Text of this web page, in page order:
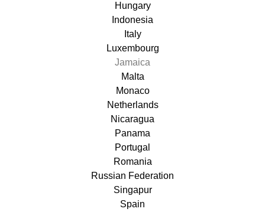
Hungary
Indonesia
Italy
Luxembourg
Jamaica
Malta
Monaco
Netherlands
Nicaragua
Panama
Portugal
Romania
Russian Federation
Singapur
Spain